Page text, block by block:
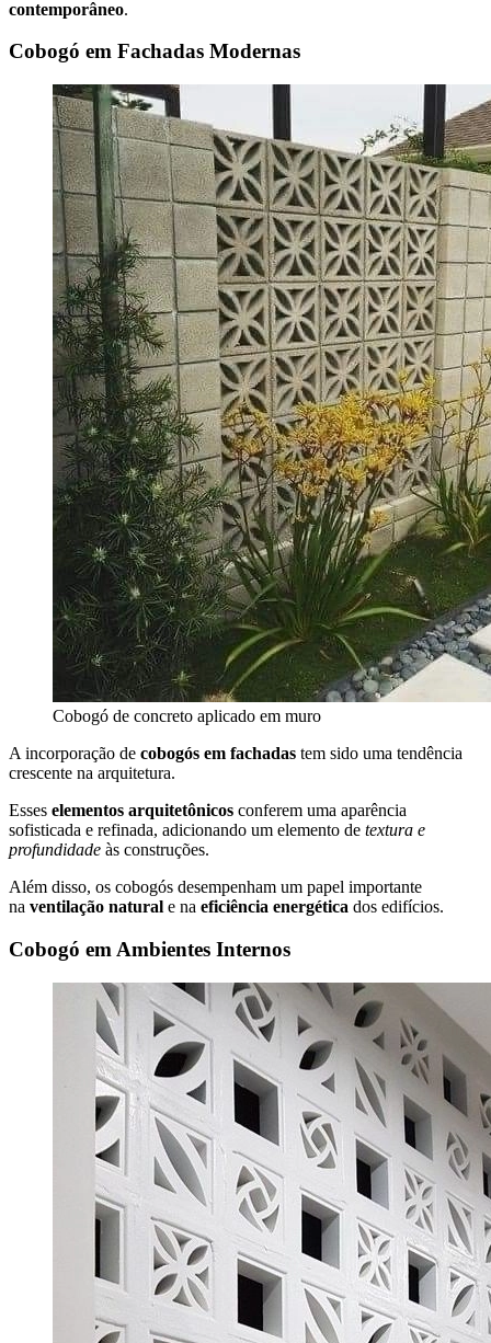
contemporâneo.
Cobogó em Fachadas Modernas
Cobogó de concreto aplicado em muro
A incorporação de cobogós em fachadas tem sido uma tendência
crescente na arquitetura.
Esses elementos arquitetônicos conferem uma aparência
sofisticada e refinada, adicionando um elemento de textura e
profundidade às construções.
Além disso, os cobogós desempenham um papel importante
na ventilação natural e na eficiência energética dos edifícios.
Cobogó em Ambientes Internos